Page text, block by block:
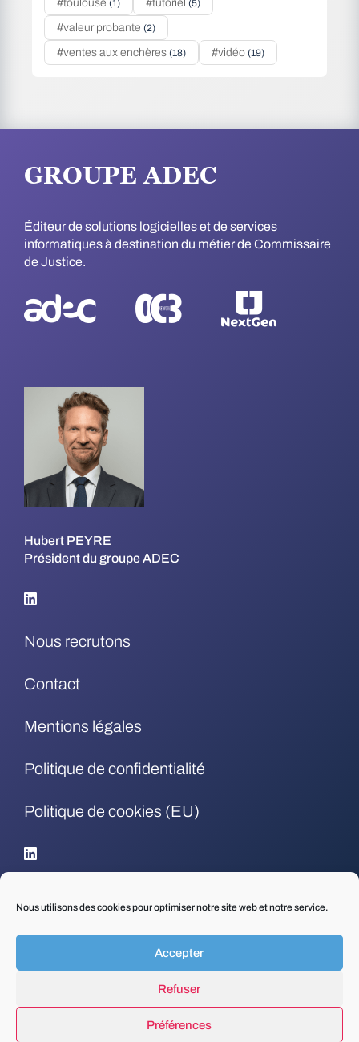
Nous utilisons des cookies pour optimiser notre site web et notre service.
Accepter
Refuser
Préférences
#toulouse (1) #tutoriel (5)
#valeur probante (2)
#ventes aux enchères (18) #vidéo (19)
GROUPE ADEC
Éditeur de solutions logicielles et de services
informatiques à destination du métier de Commissaire
de Justice.
Hubert PEYRE
Président du groupe ADEC
Nous recrutons
Contact
Mentions légales
Politique de confidentialité
Politique de cookies (EU)